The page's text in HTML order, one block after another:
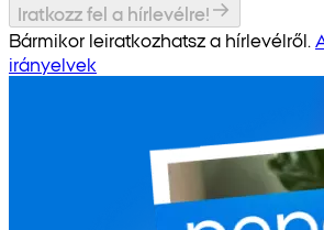
Iratkozz fel a hírlevélre!
Bármikor leiratkozhatsz a hírlevélről.
irányelvek